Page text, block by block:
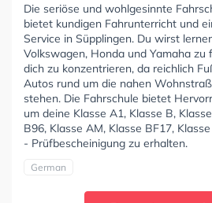
Die seriöse und wohlgesinnte
bietet kundigen Fahrunterricht und
Service in Süpplingen. Du wirst
Volkswagen, Honda und Yamaha zu
dich zu konzentrieren, da reichlich
Autos rund um die nahen
stehen. Die Fahrschule bietet
um deine Klasse A1, Klasse B,
B96, Klasse AM, Klasse BF17,
- Prüfbescheinigung zu erhalten.
German